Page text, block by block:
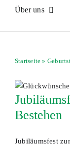
Über uns
Startseite »
Bestehen
Jubiläumsfest